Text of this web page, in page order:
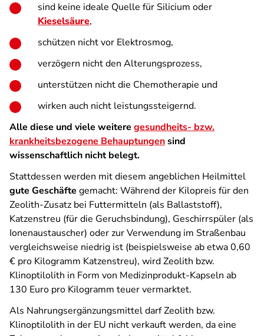
sind keine ideale Quelle für Silicium oder
Kieselsäure,
schützen nicht vor Elektrosmog,
verzögern nicht den Alterungsprozess,
unterstützen nicht die Chemotherapie und
wirken auch nicht leistungssteigernd.
Alle diese und viele weitere gesundheits- bzw.
krankheitsbezogene Behauptungensind
wissenschaftlich nicht belegt.
Stattdessen werden mit diesem angeblichen Heilmittel
gute Geschäfte gemacht: Während der Kilopreis für den
Zeolith-Zusatz bei Futtermitteln (als Ballaststoff),
Katzenstreu (für die Geruchsbindung), Geschirrspüler (als
Ionenaustauscher) oder zur Verwendung im Straßenbau
vergleichsweise niedrig ist (beispielsweise ab etwa 0,60
€ pro Kilogramm Katzenstreu), wird Zeolith bzw.
Klinoptilolith in Form von Medizinprodukt-Kapseln ab
130 Euro pro Kilogramm teuer vermarktet.
Als Nahrungsergänzungsmittel darf Zeolith bzw.
Klinoptilolith in der EU nicht verkauft werden, da eine